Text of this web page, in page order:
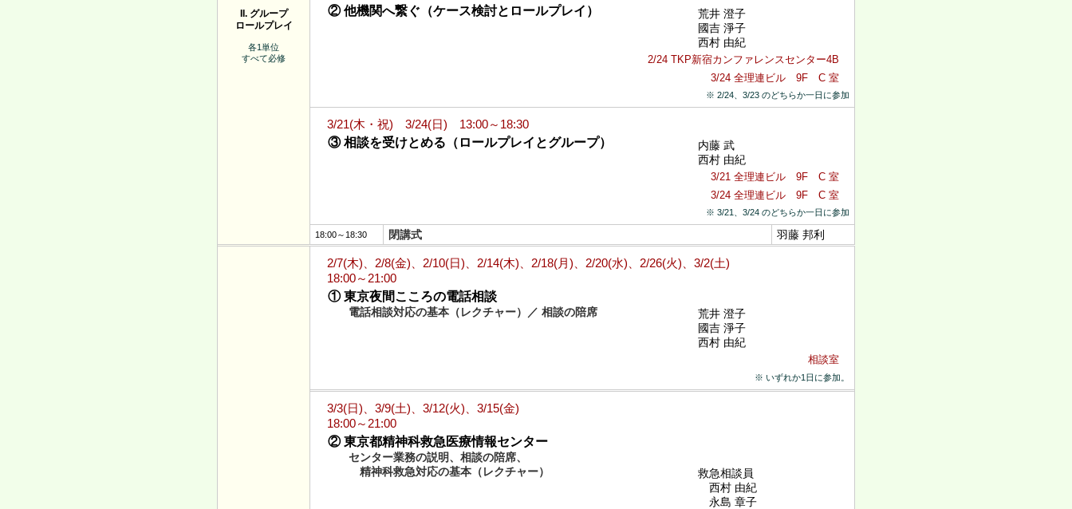
II. グループ
ロールプレイ
各1単位
すべて必修
② 他機関へ繋ぐ（ケース検討とロールプレイ）
荒井 澄子
國吉 淨子
西村 由紀
2/24 TKP新宿カンファレンスセンター4B
3/24 全理連ビル 9F C 室
※ 2/24、3/23 のどちらか一日に参加
3/21(木・祝) 3/24(日) 13:00～18:30
③ 相談を受けとめる（ロールプレイとグループ）
内藤 武
西村 由紀
3/21 全理連ビル 9F C 室
3/24 全理連ビル 9F C 室
※ 3/21、3/24 のどちらか一日に参加
18:00～18:30 閉講式 羽藤 邦利
2/7(木)、2/8(金)、2/10(日)、2/14(木)、2/18(月)、2/20(水)、2/26(火)、3/2(土)
18:00～21:00
① 東京夜間こころの電話相談
電話相談対応の基本（レクチャー）／ 相談の陪席
荒井 澄子
國吉 淨子
西村 由紀
相談室
※ いずれか1日に参加。
3/3(日)、3/9(土)、3/12(火)、3/15(金)
18:00～21:00
② 東京都精神科救急医療情報センター
センター業務の説明、相談の陪席、
精神科救急対応の基本（レクチャー）
救急相談員
西村 由紀
永島 章子